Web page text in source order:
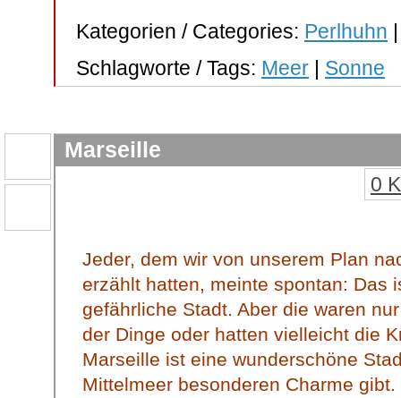
Kategorien / Categories: Perlhuhn
Schlagworte / Tags: Meer | Sonne
Marseille
0
Jeder, dem wir von unserem Plan
erzählt hatten, meinte spontan: Das
gefährliche Stadt. Aber die waren
der Dinge oder hatten vielleicht die
Marseille ist eine wunderschöne
Mittelmeer besonderen Charme